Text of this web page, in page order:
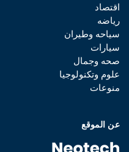
اقتصاد
رياضه
سياحه وطيران
سيارات
صحه وجمال
علوم وتكنولوجيا
منوعات
عن الموقع